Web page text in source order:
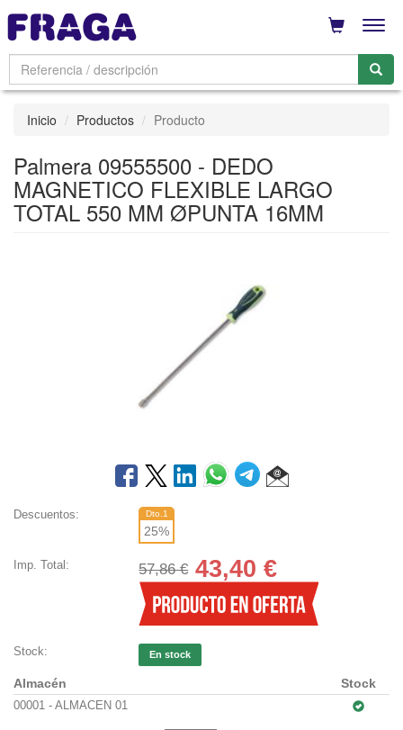
Inicio Productos Producto
Palmera 09555500 - DEDO
MAGNETICO FLEXIBLE LARGO
TOTAL 550 MM ØPUNTA 16MM
Descuentos: Dto.1
25%
Imp. Total: 57,86 € 43,40 €
Stock: En stock
Almacén Stock
00001 - ALMACEN 01